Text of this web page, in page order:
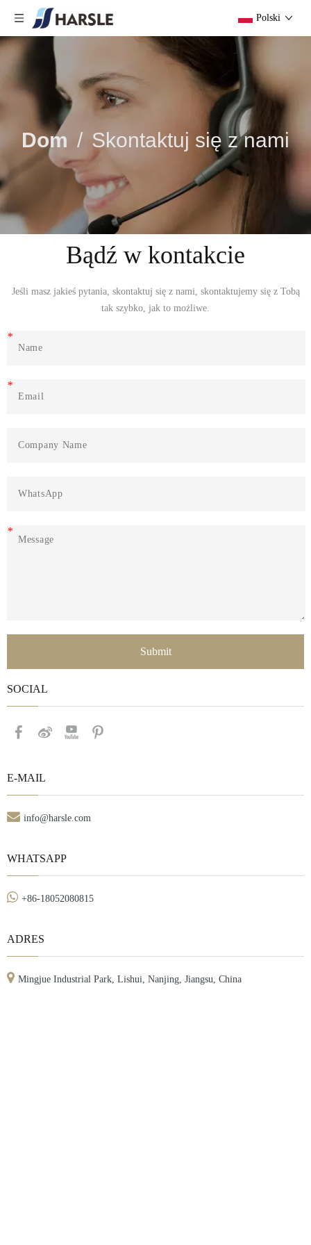
Polski
Dom / Skontaktuj się z nami
Bądź w kontakcie
Jeśli masz jakieś pytania, skontaktuj się z nami, skontaktujemy się z Tobą
tak szybko, jak to możliwe.
*
*
*
Submit
SOCIAL​​​​​​​
E-MAIL
 info@harsle.com
WHATSAPP
 +86-18052080815
ADRES
 Mingjue Industrial Park, Lishui, Nanjing, Jiangsu, China